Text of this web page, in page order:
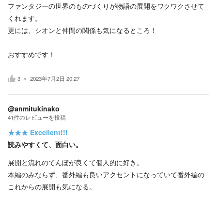
ファンタジーの世界のものづくりが物語の展開をワクワクさせて
くれます。
更には、シオンと仲間の関係も気になるところ！
おすすめです！
3 2023年7月2日 20:27
@anmitukinako
41件のレビューを投稿
★★★ Excellent!!!
読みやすくて、面白い。
展開と流れのてんぽが良くて個人的に好き。
本編のみならず、番外編も良いアクセントになっていて番外編の
これからの展開も気になる。